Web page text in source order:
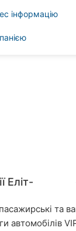
інформацію
Еліт-
та
автомобілів